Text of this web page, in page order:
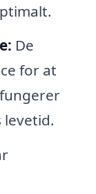
De
for at